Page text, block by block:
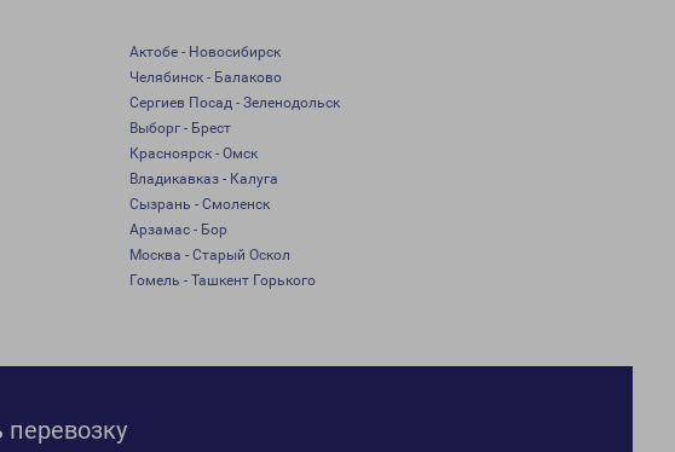
Актобе - Новосибирск
Челябинск - Балаково
Сергиев Посад - Зеленодольск
Выборг - Брест
Красноярск - Омск
Владикавказ - Калуга
Сызрань - Смоленск
Арзамас - Бор
Москва - Старый Оскол
Гомель - Ташкент Горького
перевозку